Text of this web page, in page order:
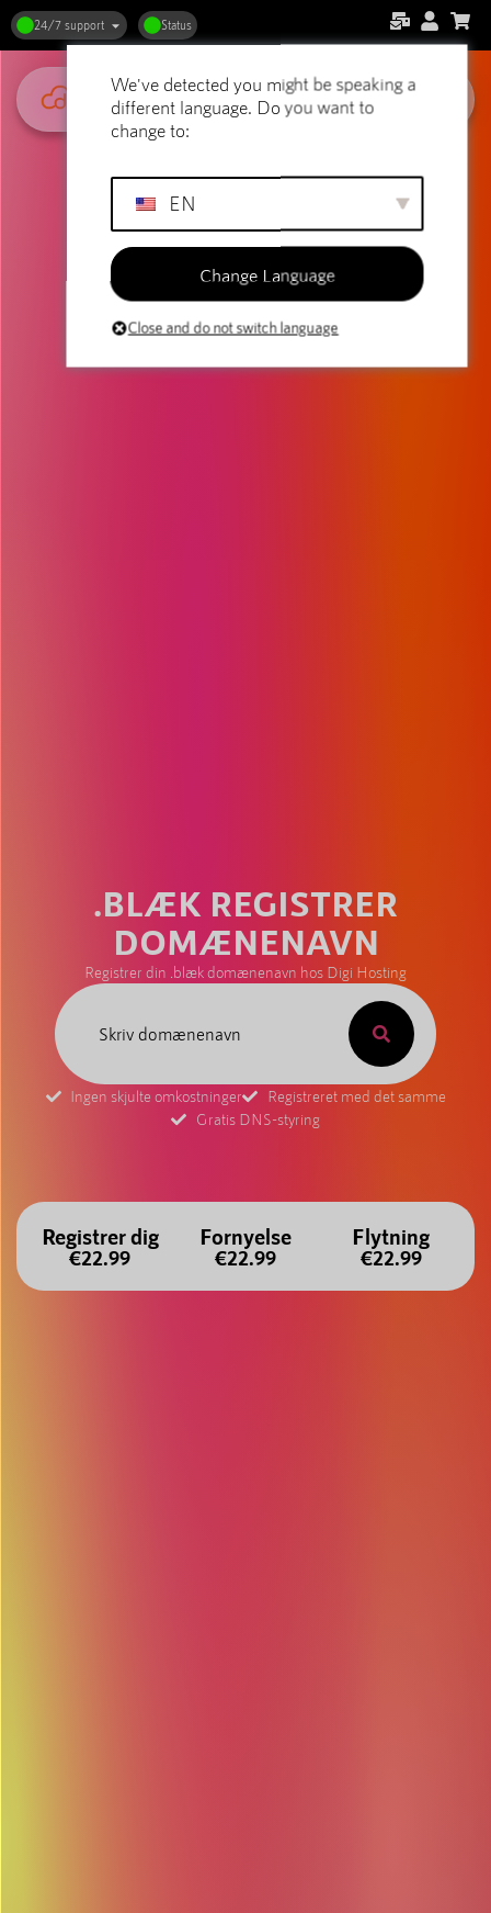
24/7 support Status
.BLÆK REGISTRER
DOMÆNENAVN
Registrer din .blæk domænenavn hos Digi Hosting
Ingen skjulte omkostninger
Registreret med det samme
Gratis DNS-styring
Registrer dig
€22.99
Fornyelse
€22.99
Flytning
€22.99
We've detected you might be speaking a
different language. Do you want to
change to:
EN
Change Language
Close and do not switch language